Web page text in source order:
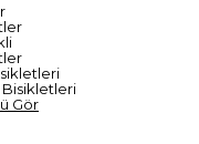
Gör